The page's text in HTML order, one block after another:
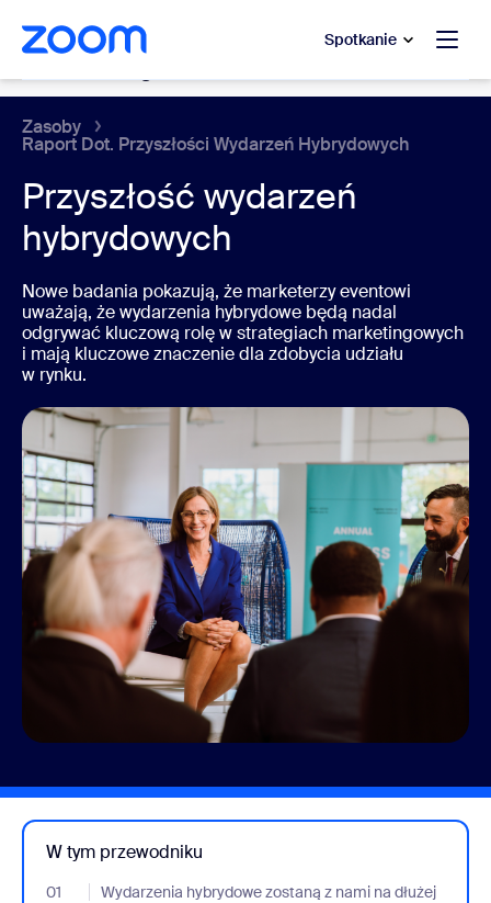
treści głównej
pomocy na czacie Spotkanie
Zasoby
Raport Dot. Przyszłości Wydarzeń Hybrydowych
Przyszłość wydarzeń
hybrydowych
Nowe badania pokazują, że marketerzy eventowi
uważają, że wydarzenia hybrydowe będą nadal
odgrywać kluczową rolę w strategiach marketingowych
i mają kluczowe znaczenie dla zdobycia udziału
w rynku.
W tym przewodniku
01 Wydarzenia hybrydowe zostaną z nami na dłużej
- Jumplink to Wydarzenia hybrydowe zostaną z nami na dłużej